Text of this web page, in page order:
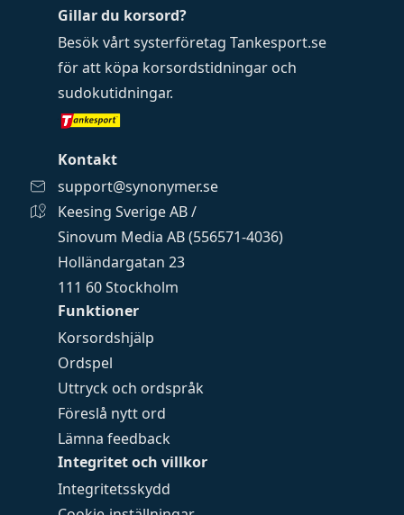
Funktioner
Korsordshjälp
Ordspel
Uttryck och ordspråk
Föreslå nytt ord
Lämna feedback
Integritet och villkor
Integritetsskydd
Gillar du korsord?
Besök vårt systerföretag Tankesport.se
för att köpa korsordstidningar och
sudokutidningar.
Kontakt
support@synonymer.se
Keesing Sverige AB /
Sinovum Media AB (556571-4036)
Holländargatan 23
111 60 Stockholm